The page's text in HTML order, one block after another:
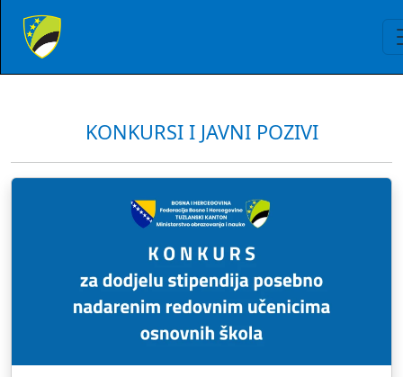
KONKURSI I JAVNI POZIVI